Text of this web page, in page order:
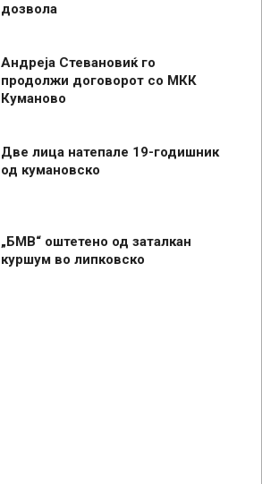
дозвола
Андреја Стевановиќ го
продолжи договорот со МКК
Куманово
Две лица натепале 19-годишник
од кумановско
„БМВ“ оштетено од заталкан
куршум во липковско